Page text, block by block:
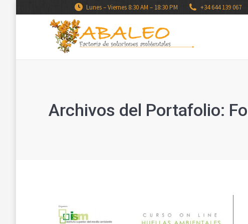
Lunes – Viernes 8:30 AM – 18:30 PM +34 644 139 067
Archivos del Portafolio: